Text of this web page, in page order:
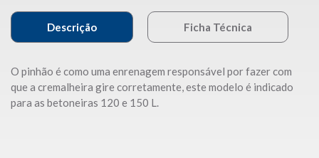
Descrição Ficha Técnica
O pinhão é como uma enrenagem responsável por fazer com
que a cremalheira gire corretamente, este modelo é indicado
para as betoneiras 120 e 150 L.